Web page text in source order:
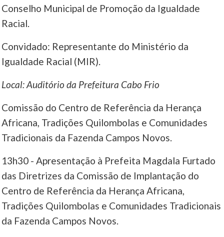
Conselho Municipal de Promoção da Igualdade
Racial.
Convidado: Representante do Ministério da
Igualdade Racial (MIR).
Local: Auditório da Prefeitura Cabo Frio
Comissão do Centro de Referência da Herança
Africana, Tradições Quilombolas e Comunidades
Tradicionais da Fazenda Campos Novos.
13h30 - Apresentação à Prefeita Magdala Furtado
das Diretrizes da Comissão de Implantação do
Centro de Referência da Herança Africana,
Tradições Quilombolas e Comunidades Tradicionais
da Fazenda Campos Novos.